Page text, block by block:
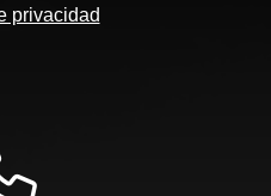
privacidad